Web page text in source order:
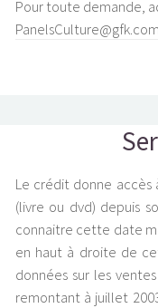
Pour toute demande,
PanelsCulture@gfk.com
Le crédit donne accès
(livre ou dvd) depuis
connaitre cette date
en haut à droite de
données sur les
remontant à juillet